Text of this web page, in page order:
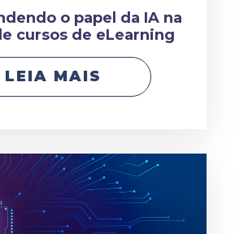
o papel da IA na
cursos de eLearning
LEIA MAIS